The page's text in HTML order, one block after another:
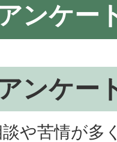
ンケー
ンケー
や苦情が多